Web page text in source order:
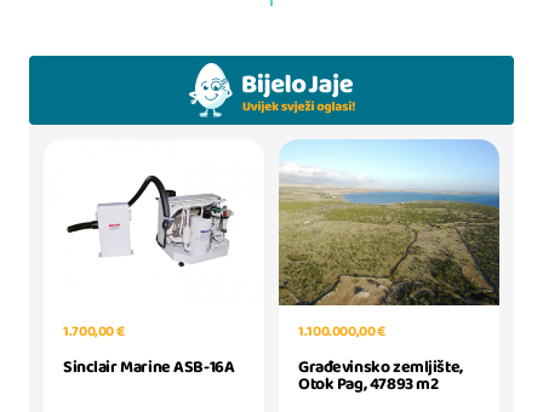
1.700,00 €
Sinclair Marine ASB-16A
1.100.000,00 €
Građevinsko zemljište,
Otok Pag, 47893 m2